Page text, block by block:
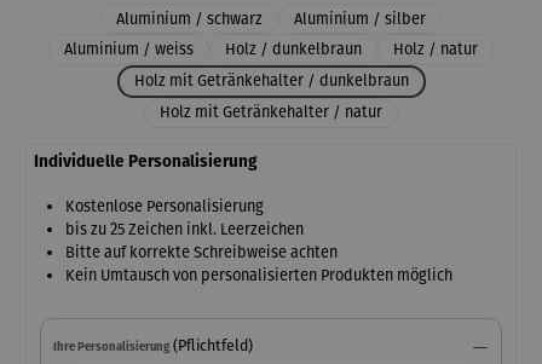
Aluminium / schwarz
Aluminium / silber
Aluminium / weiss
Holz / dunkelbraun
Holz / natur
Holz mit Getränkehalter / dunkelbraun
Holz mit Getränkehalter / natur
Individuelle Personalisierung
Kostenlose Personalisierung
bis zu 25 Zeichen inkl. Leerzeichen
Bitte auf korrekte Schreibweise achten
Kein Umtausch von personalisierten Produkten möglich
Ihre Personalisierung (Pflichtfeld)